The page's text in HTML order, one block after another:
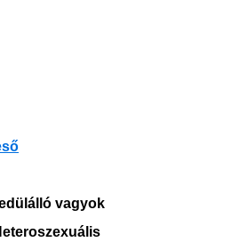
vagyok